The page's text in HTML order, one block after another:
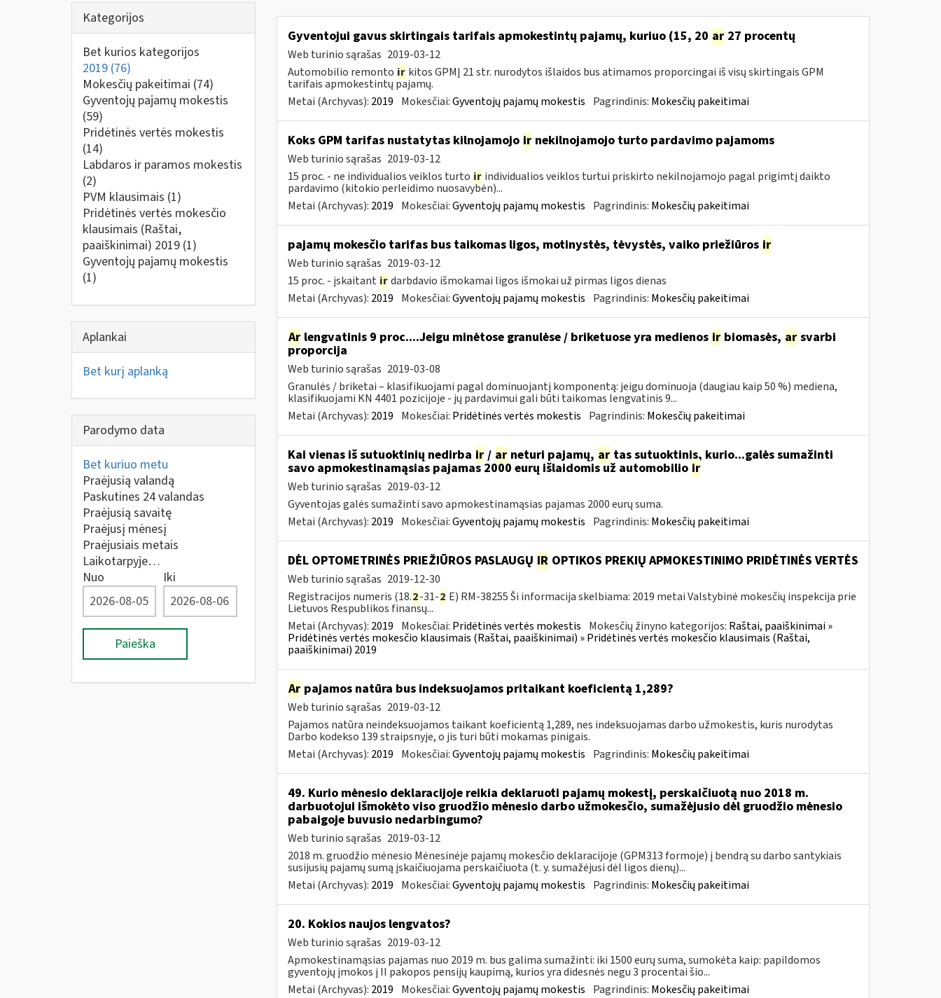
Kategorijos
Bet kurios kategorijos
2019 (76)
Mokesčių pakeitimai (74)
Gyventojų pajamų mokestis
(59)
Pridėtinės vertės mokestis
(14)
Labdaros ir paramos mokestis
(2)
PVM klausimais (1)
Pridėtinės vertės mokesčio
klausimais (Raštai,
paaiškinimai) 2019 (1)
Gyventojų pajamų mokestis
(1)
Aplankai
Bet kurį aplanką
Parodymo data
Bet kuriuo metu
Praėjusią valandą
Paskutines 24 valandas
Praėjusią savaitę
Praėjusį mėnesį
Praėjusiais metais
Laikotarpyje…
Nuo
Iki
Paieška
Gyventojui gavus skirtingais tarifais apmokestintų pajamų, kuriuo (15, 20 ar27 procentų
Web turinio sąrašas 2019-03-12
Automobilio remonto ir kitos GPMĮ 21 str. nurodytos išlaidos bus atimamos proporcingai iš visų skirtingais GPM
tarifais apmokestintų pajamų.
Metai (Archyvas): 2019 Mokesčiai:Gyventojų pajamų mokestis Pagrindinis: Mokesčių pakeitimai
Koks GPM tarifas nustatytas kilnojamojo irnekilnojamojo turto pardavimo pajamoms
Web turinio sąrašas 2019-03-12
15 proc. - ne individualios veiklos turto ir individualios veiklos turtui priskirto nekilnojamojo pagal prigimtį daikto
pardavimo (kitokio perleidimo nuosavybėn)...
Metai (Archyvas): 2019 Mokesčiai:Gyventojų pajamų mokestis Pagrindinis: Mokesčių pakeitimai
pajamų mokesčio tarifas bus taikomas ligos, motinystės, tėvystės, vaiko priežiūros ir
Web turinio sąrašas 2019-03-12
15 proc. - įskaitant ir darbdavio išmokamai ligos išmokai už pirmas ligos dienas
Metai (Archyvas): 2019 Mokesčiai:Gyventojų pajamų mokestis Pagrindinis: Mokesčių pakeitimai
Arlengvatinis 9 proc....Jeigu minėtose granulėse / briketuose yra medienos irbiomasės, arsvarbi
proporcija
Web turinio sąrašas 2019-03-08
Granulės / briketai – klasifikuojami pagal dominuojantį komponentą: jeigu dominuoja (daugiau kaip 50 %) mediena,
klasifikuojami KN 4401 pozicijoje - jų pardavimui gali būti taikomas lengvatinis 9...
Metai (Archyvas): 2019 Mokesčiai: Pridėtinės vertės mokestis Pagrindinis: Mokesčių pakeitimai
Kai vienas iš sutuoktinių nedirba ir/ arneturi pajamų, artas sutuoktinis, kurio...galės sumažinti
savo apmokestinamąsias pajamas 2000 eurų išlaidomis už automobilio ir
Web turinio sąrašas 2019-03-12
Gyventojas galės sumažinti savo apmokestinamąsias pajamas 2000 eurų suma.
Metai (Archyvas): 2019 Mokesčiai:Gyventojų pajamų mokestis Pagrindinis: Mokesčių pakeitimai
DĖL OPTOMETRINĖS PRIEŽIŪROS PASLAUGŲ IR OPTIKOS PREKIŲ APMOKESTINIMO PRIDĖTINĖS VERTĖS
Web turinio sąrašas 2019-12-30
Registracijos numeris (18.2-31-2 E) RM-38255 Ši informacija skelbiama: 2019 metai Valstybinė mokesčių inspekcija prie
Lietuvos Respublikos finansų...
Metai (Archyvas): 2019 Mokesčiai: Pridėtinės vertės mokestis Mokesčių žinyno kategorijos: Raštai, paaiškinimai »
Pridėtinės vertės mokesčio klausimais (Raštai, paaiškinimai) » Pridėtinės vertės mokesčio klausimais (Raštai,
paaiškinimai) 2019
Arpajamos natūra bus indeksuojamos pritaikant koeficientą 1,289?
Web turinio sąrašas 2019-03-12
Pajamos natūra neindeksuojamos taikant koeficientą 1,289, nes indeksuojamas darbo užmokestis, kuris nurodytas
Darbo kodekso 139 straipsnyje, o jis turi būti mokamas pinigais.
Metai (Archyvas): 2019 Mokesčiai:Gyventojų pajamų mokestis Pagrindinis: Mokesčių pakeitimai
49. Kurio mėnesio deklaracijoje reikia deklaruoti pajamų mokestį, perskaičiuotą nuo 2018 m.
darbuotojui išmokėto viso gruodžio mėnesio darbo užmokesčio, sumažėjusio dėl gruodžio mėnesio
pabaigoje buvusio nedarbingumo?
Web turinio sąrašas 2019-03-12
2018 m. gruodžio mėnesio Mėnesinėje pajamų mokesčio deklaracijoje (GPM313 formoje) į bendrą su darbo santykiais
susijusių pajamų sumą įskaičiuojama perskaičiuota (t. y. sumažėjusi dėl ligos dienų)...
Metai (Archyvas): 2019 Mokesčiai:Gyventojų pajamų mokestis Pagrindinis: Mokesčių pakeitimai
20. Kokios naujos lengvatos?
Web turinio sąrašas 2019-03-12
Apmokestinamąsias pajamas nuo 2019 m. bus galima sumažinti: iki 1500 eurų suma, sumokėta kaip: papildomos
gyventojų įmokos į II pakopos pensijų kaupimą, kurios yra didesnės negu 3 procentai šio...
Metai (Archyvas): 2019 Mokesčiai:Gyventojų pajamų mokestis Pagrindinis: Mokesčių pakeitimai